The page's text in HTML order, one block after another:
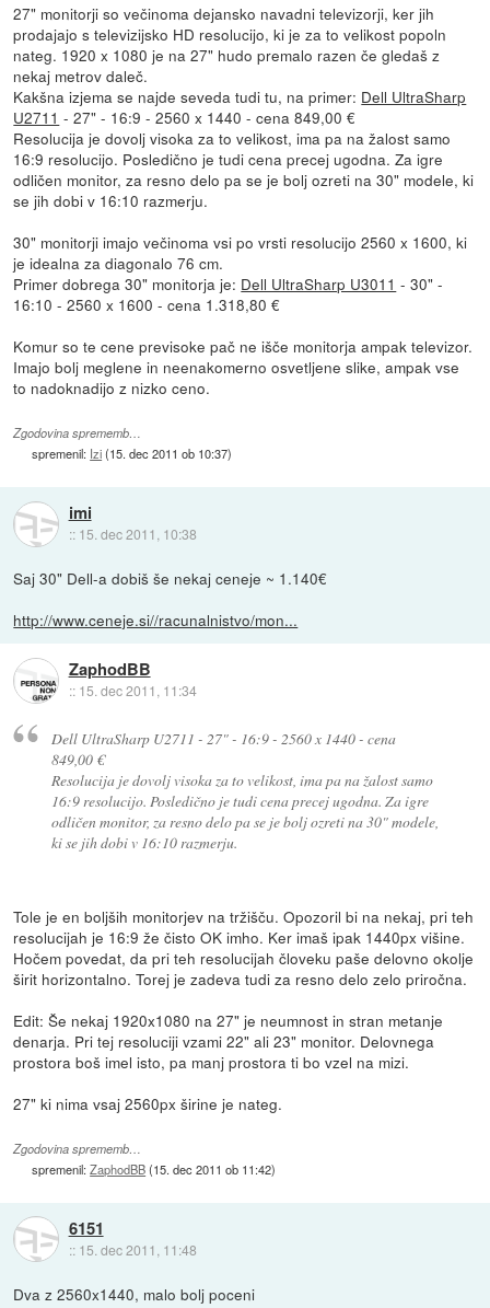
27" monitorji so večinoma dejansko navadni televizorji, ker jih
prodajajo s televizijsko HD resolucijo, ki je za to velikost popoln
nateg. 1920 x 1080 je na 27" hudo premalo razen če gledaš z
nekaj metrov daleč.
Kakšna izjema se najde seveda tudi tu, na primer: Dell UltraSharp
U2711 - 27" - 16:9 - 2560 x 1440 - cena 849,00 €
Resolucija je dovolj visoka za to velikost, ima pa na žalost samo
16:9 resolucijo. Posledično je tudi cena precej ugodna. Za igre
odličen monitor, za resno delo pa se je bolj ozreti na 30" modele, ki
se jih dobi v 16:10 razmerju.
30" monitorji imajo večinoma vsi po vrsti resolucijo 2560 x 1600, ki
je idealna za diagonalo 76 cm.
Primer dobrega 30" monitorja je: Dell UltraSharp U3011 - 30" -
16:10 - 2560 x 1600 - cena 1.318,80 €
Komur so te cene previsoke pač ne išče monitorja ampak televizor.
Imajo bolj meglene in neenakomerno osvetljene slike, ampak vse
to nadoknadijo z nizko ceno.
Zgodovina sprememb…
spremenil: Izi(15. dec 2011 ob 10:37)
imi
:: 15. dec 2011, 10:38
Saj 30" Dell-a dobiš še nekaj ceneje ~ 1.140€
http://www.ceneje.si//racunalnistvo/mon...
ZaphodBB
:: 15. dec 2011, 11:34
Dell UltraSharp U2711 - 27" - 16:9 - 2560 x 1440 - cena
849,00 €
Resolucija je dovolj visoka za to velikost, ima pa na žalost samo
16:9 resolucijo. Posledično je tudi cena precej ugodna. Za igre
odličen monitor, za resno delo pa se je bolj ozreti na 30" modele,
ki se jih dobi v 16:10 razmerju.
Tole je en boljših monitorjev na tržišču. Opozoril bi na nekaj, pri teh
resolucijah je 16:9 že čisto OK imho. Ker imaš ipak 1440px višine.
Hočem povedat, da pri teh resolucijah človeku paše delovno okolje
širit horizontalno. Torej je zadeva tudi za resno delo zelo priročna.
Edit: Še nekaj 1920x1080 na 27" je neumnost in stran metanje
denarja. Pri tej resoluciji vzami 22" ali 23" monitor. Delovnega
prostora boš imel isto, pa manj prostora ti bo vzel na mizi.
27" ki nima vsaj 2560px širine je nateg.
Zgodovina sprememb…
spremenil:ZaphodBB(15. dec 2011 ob 11:42)
6151
:: 15. dec 2011, 11:48
Dva z 2560x1440, malo bolj poceni